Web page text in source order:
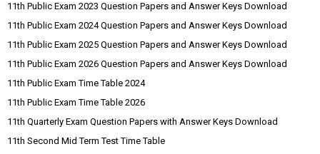
11th Public Exam 2023 Question Papers and Answer Keys Download
11th Public Exam 2024 Question Papers and Answer Keys Download
11th Public Exam 2025 Question Papers and Answer Keys Download
11th Public Exam 2026 Question Papers and Answer Keys Download
11th Public Exam Time Table 2024
11th Public Exam Time Table 2026
11th Quarterly Exam Question Papers with Answer Keys Download
11th Second Mid Term Test Time Table